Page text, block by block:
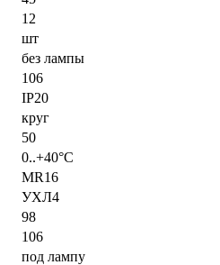
12
шт
без лампы
106
IP20
круг
50
0..+40°C
MR16
УХЛ4
98
106
под лампу